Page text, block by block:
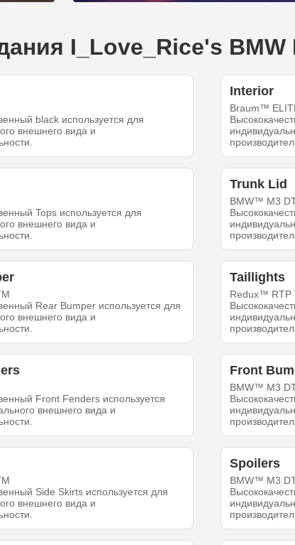
I_Love_Rice's BMW
black используется для
внешнего вида и
Interior
Braum™
Tops используется для
внешнего вида и
Trunk Lid
BMW™ M3
Rear Bumper используется для
внешнего вида и
Taillights
Redux™ RTP
Front Fenders используется
внешнего вида и
Front
BMW™ M3
Side Skirts используется для
внешнего вида и
Spoilers
BMW™ M3